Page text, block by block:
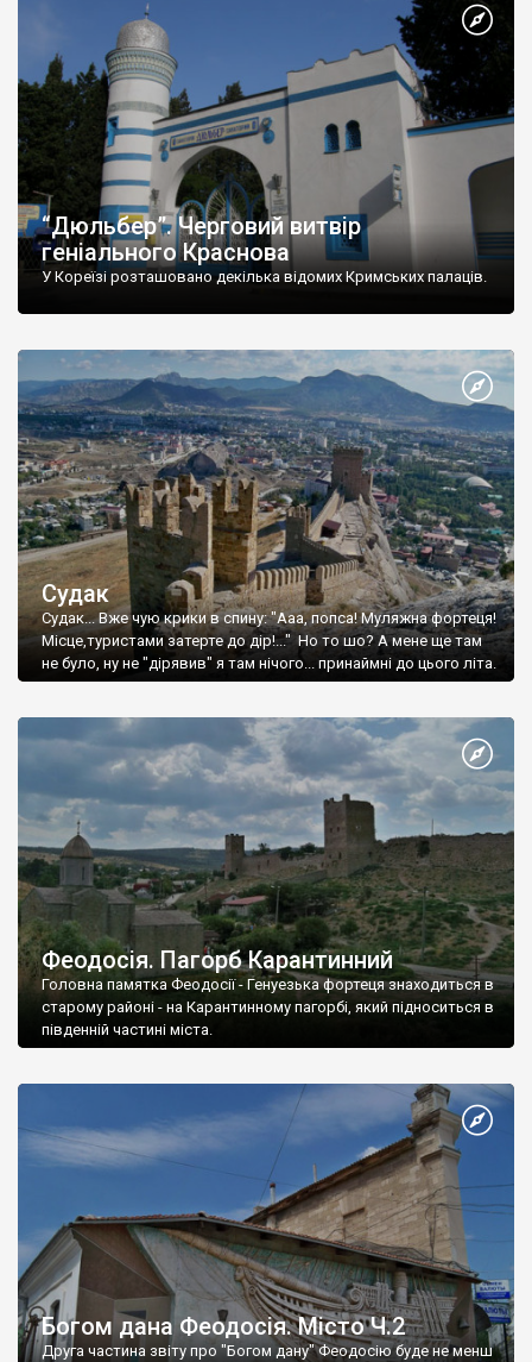
“Дюльбер”. Черговий витвір
геніального Краснова
У Кореїзі розташовано декілька відомих Кримських палаців.
Судак
Судак... Вже чую крики в спину: "Ааа, попса! Муляжна фортеця!
Місце,туристами затерте до дір!..." Но то шо? А мене ще там
не було, ну не "дірявив" я там нічого... принаймні до цього літа.
Феодосія. Пагорб Карантинний
Головна памятка Феодосії - Генуезька фортеця знаходиться в
старому районі - на Карантинному пагорбі, який підноситься в
південній частині міста.
Богом дана Феодосія. Місто Ч.2
Друга частина звіту про "Богом дану" Феодосію буде не менш